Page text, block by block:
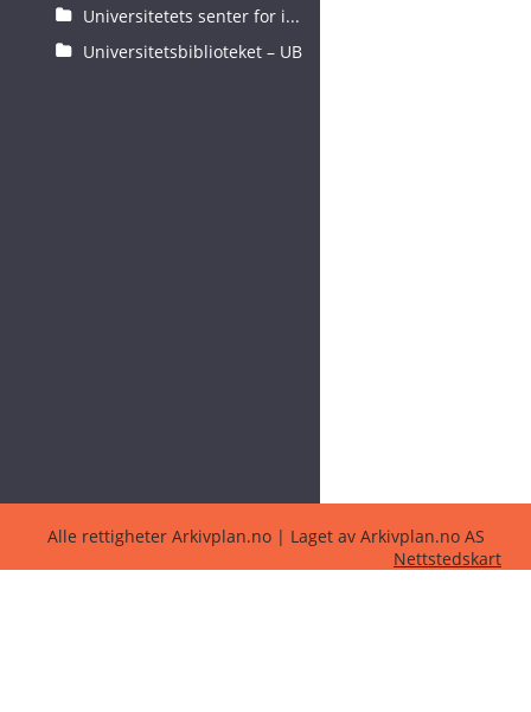
Universitetets senter for i...
Universitetsbiblioteket – UB
Alle rettigheter Arkivplan.no | Laget av Arkivplan.no AS
Nettstedskart